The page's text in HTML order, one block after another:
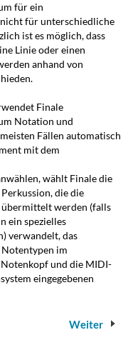
für ein
für unterschiedliche
ist es möglich, dass
Linie oder einen
anhand von
Finale
Notation und
Fällen automatisch
mit dem
wählt Finale die
die die
werden (falls
ein spezielles
verwandelt, das
Notentypen im
und die MIDI-
eingegebenen
Weiter